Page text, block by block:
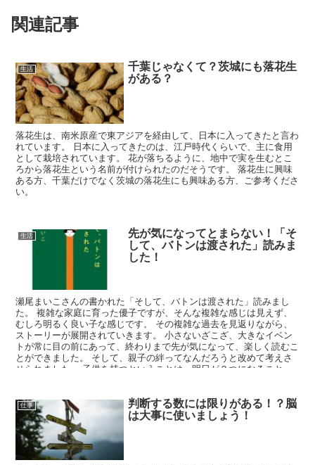
関連記事
生活
千葉じゃなくて？茨城にも落花生
がある？
落花生は、南米原産で東アジアを経由して、日本に入ってきたと言わ
れています。 日本に入ってきたのは、江戸時代くらいで、主に食用
として栽培されています。 花が落ちるように、地中で実を生むとこ
ろから落花生という名前が付けられたのだそうです。 落花生に興味
ある方、千葉だけでなく茨城の落花生にも興味ある方、ご参考くださ
い。
生活
先が気になってとまらない！「そ
して、バトンは渡された」読みま
した！
瀬尾まいこさんの書かれた「そして、バトンは渡された」読みまし
た。 複雑な家庭に育った優子ですが、そんな複雑な感じは見えず、
むしろ明るく良い子な感じです。 その複雑な過去を見返りながら、
ストーリーが展開されていきます。 小さないざこざ、大きなイベン
トが常に目の前にあって、終わりまで先が気になって、楽しく読むこ
とができました。 そして、親子の絆ってなんだろうと改めて考えさ
せられました。 子供を持つということは、明日が２つになること、
を買おうと思いました。
仕事
判断する数には限りがある！？脳
は大事に使いましょう！